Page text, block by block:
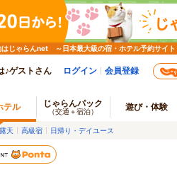
じゃらんnet ～日本最大級の宿・ホテル予約サイト
♪ゲストさん ログイン 会員登録
テル じゃらんパック
（交通＋宿泊） 遊び・体験
天 高級宿 日帰り・デイユース